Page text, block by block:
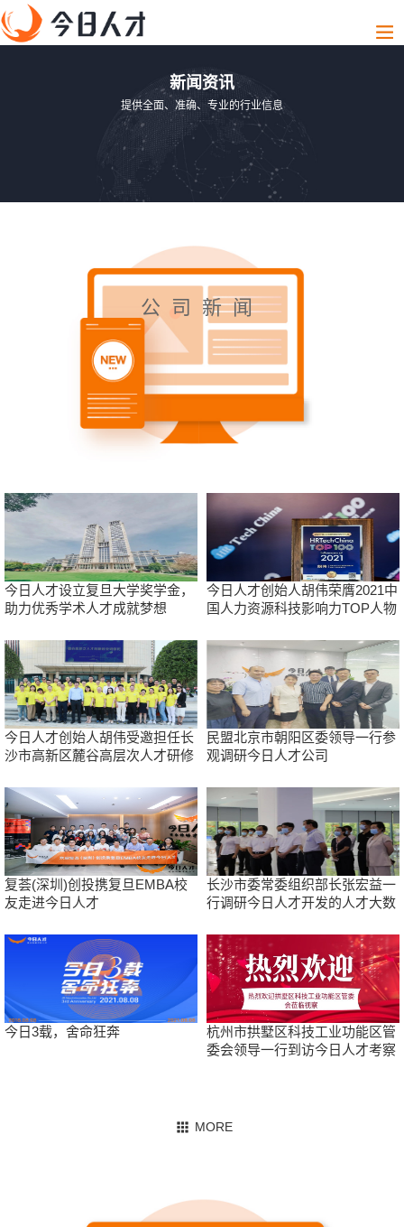
新闻资讯
提供全面、准确、专业的行业信息
公司新闻
今日人才设立复旦大学奖学金，
助力优秀学术人才成就梦想
今日人才创始人胡伟荣膺2021中
国人力资源科技影响力TOP人物
今日人才创始人胡伟受邀担任长
沙市高新区麓谷高层次人才研修
民盟北京市朝阳区委领导一行参
观调研今日人才公司
复荟(深圳)创投携复旦EMBA校
友走进今日人才
长沙市委常委组织部长张宏益一
行调研今日人才开发的人才大数
今日3载，舍命狂奔
杭州市拱墅区科技工业功能区管
委会领导一行到访今日人才考察